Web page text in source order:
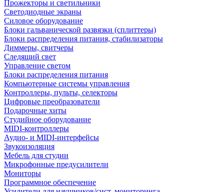
Прожекторы и светильники
Светодиодные экраны
Силовое оборудование
Блоки гальванической развязки (сплиттеры)
Блоки распределения питания, стабилизаторы
Диммеры, свитчеры
Следящий свет
Управление светом
Блоки распределения питания
Компьютерные системы управления
Контроллеры, пульты, селекторы
Цифровые преобразователи
Подарочные хиты
Студийное оборудование
MIDI-контроллеры
Аудио- и MIDI-интерфейсы
Звукоизоляция
Мебель для студии
Микрофонные предусилители
Мониторы
Программное обеспечение